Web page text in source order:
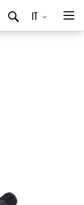
Lingua
IT
Ricerca